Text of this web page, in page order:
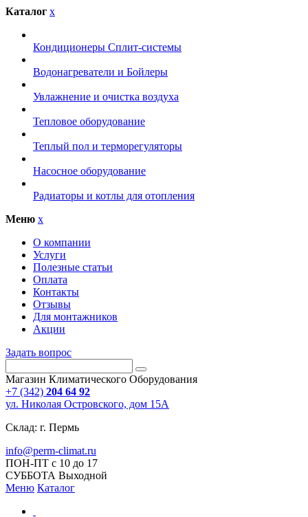
Каталог x
Кондиционеры Сплит-системы
Водонагреватели и Бойлеры
Увлажнение и очистка воздуха
Тепловое оборудование
Теплый пол и терморегуляторы
Насосное оборудование
Радиаторы и котлы для отопления
Меню x
О компании
Услуги
Полезные статьи
Оплата
Контакты
Отзывы
Для монтажников
Акции
Задать вопрос
Магазин Климатического Оборудования
+7 (342) 204 64 92
ул. Николая Островского, дом 15А
Склад: г. Пермь
info@perm-climat.ru
ПОН-ПТ с 10 до 17
СУББОТА Выходной
Меню Каталог